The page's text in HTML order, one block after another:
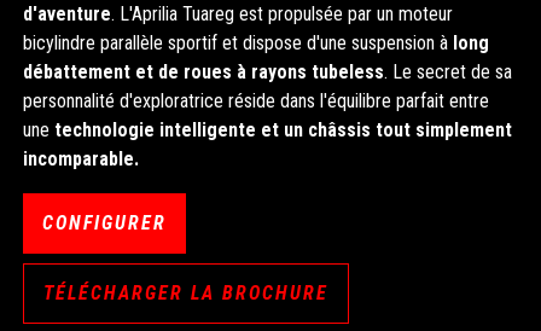
d'aventure. L'Aprilia Tuareg est propulsée par un moteur
bicylindre parallèle sportif et dispose d'une suspension à long
débattement et de roues à rayons tubeless. Le secret de sa
personnalité d'exploratrice réside dans l'équilibre parfait entre
une technologie intelligente et un châssis tout simplement
incomparable.
CONFIGURER
TÉLÉCHARGER LA BROCHURE